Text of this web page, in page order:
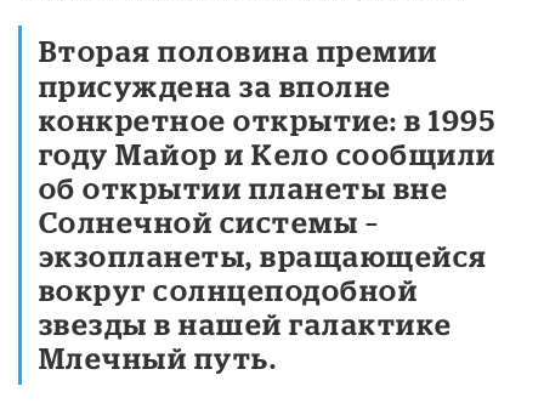
Вторая половина премии
присуждена за вполне
конкретное открытие: в 1995
году Майор и Кело сообщили
об открытии планеты вне
Солнечной системы –
экзопланеты, вращающейся
вокруг солнцеподобной
звезды в нашей галактике
Млечный путь.